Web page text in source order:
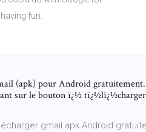
fun.
(apk) pour Android
sur le bouton ï¿½
gmail apk Android